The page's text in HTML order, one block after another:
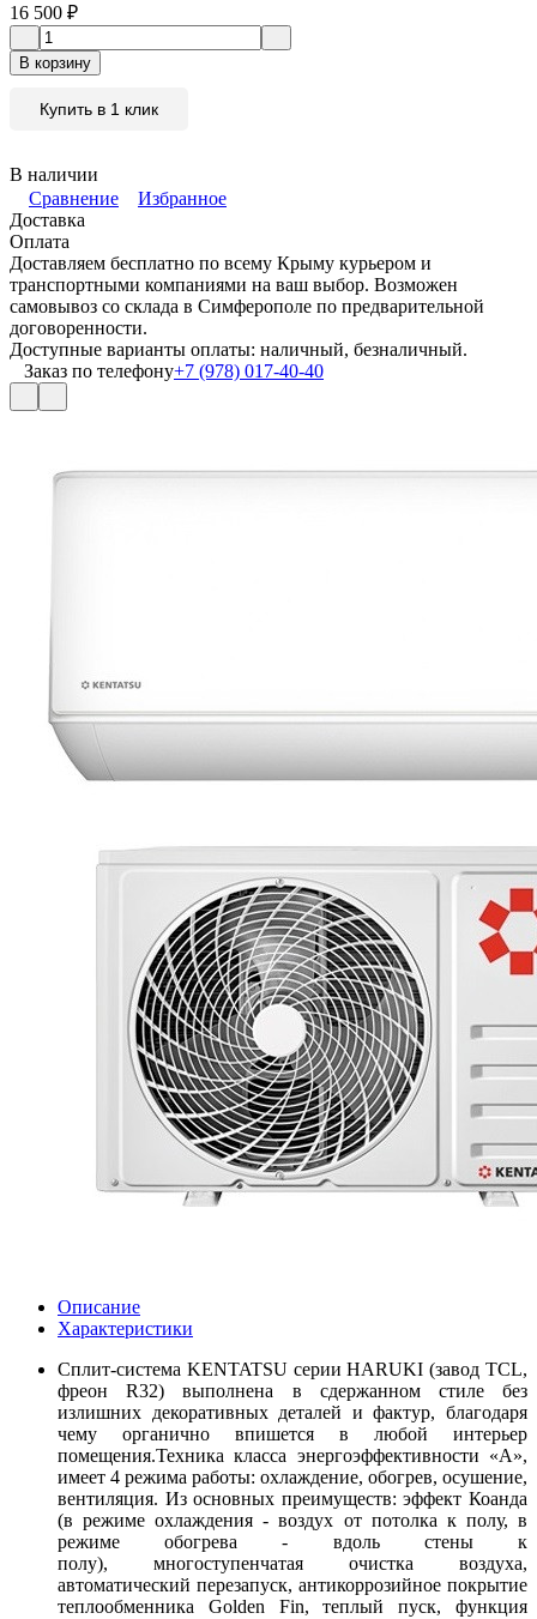
16 500 ₽
В корзину
Купить в 1 клик
В наличии
Сравнение
Избранное
Доставка
Оплата
Доставляем бесплатно по всему Крыму курьером и
транспортными компаниями на ваш выбор. Возможен
самовывоз со склада в Симферополе по предварительной
договоренности.
Доступные варианты оплаты: наличный, безналичный.
Заказ по телефону+7 (978) 017-40-40
Описание
Характеристики
Сплит-система KENTATSU серии HARUKI (завод TCL,
фреон R32) выполнена в сдержанном стиле без
излишних декоративных деталей и фактур, благодаря
чему органично впишется в любой интерьер
помещения.Техника класса энергоэффективности «А»,
имеет 4 режима работы: охлаждение, обогрев, осушение,
вентиляция. Из основных преимуществ: эффект Коанда
(в режиме охлаждения - воздух от потолка к полу, в
режиме обогрева - вдоль стены к
полу), многоступенчатая очистка воздуха,
автоматический перезапуск, антикоррозийное покрытие
теплообменника Golden Fin, теплый пуск, функция